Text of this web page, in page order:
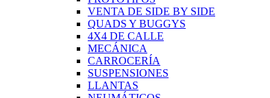
VENTA DE SIDE BY SIDE
QUADS Y BUGGYS
4X4 DE CALLE
MECÁNICA
CARROCERÍA
SUSPENSIONES
LLANTAS